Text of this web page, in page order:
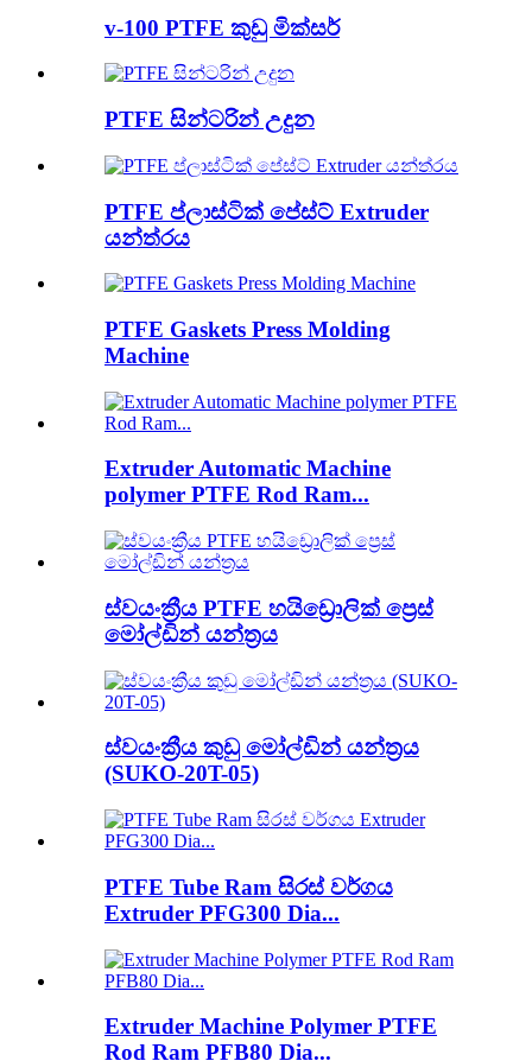
v-100 PTFE කුඩු මික්සර්
PTFE සින්ටරින් උදුන
PTFE ප්ලාස්ටික් පේස්ට් Extruder
යන්ත්රය
PTFE Gaskets Press Molding
Machine
Extruder Automatic Machine
polymer PTFE Rod Ram...
ස්වයංක්‍රීය PTFE හයිඩ්‍රොලික් ප්‍රෙස්
මෝල්ඩින් යන්ත්‍රය
ස්වයංක්‍රීය කුඩු මෝල්ඩින් යන්ත්‍රය
(SUKO-20T-05)
PTFE Tube Ram සිරස් වර්ගය
Extruder PFG300 Dia...
Extruder Machine Polymer PTFE
Rod Ram PFB80 Dia...